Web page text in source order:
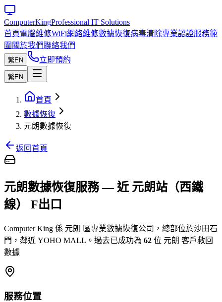
ComputerKingProfessional IT Solutions
首頁電腦維修WiFi網絡維修數據恢復病毒清除專業認證服務範
圍 關於我們聯絡我們
繁EN 立即預約
繁EN
首頁
數據恢復
元朗數據恢復
返回首頁
元朗數據恢復服務 — 近 元朗站（西鐵
線） F出口
Computer King 係 元朗 區專業數據恢復公司，總部位於沙田石
門，鄰近 YOHO MALL。過去已成功為 62 位 元朗 客戶救回
數據
服務位置